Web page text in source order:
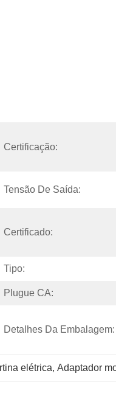
Certificação:
Tensão De Saída:
Certificado:
Tipo:
Plugue CA:
Detalhes Da Embalagem:
elétrica, Adaptador